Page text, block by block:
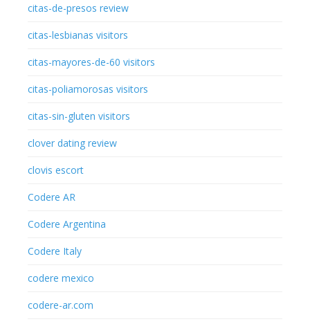
citas-de-presos review
citas-lesbianas visitors
citas-mayores-de-60 visitors
citas-poliamorosas visitors
citas-sin-gluten visitors
clover dating review
clovis escort
Codere AR
Codere Argentina
Codere Italy
codere mexico
codere-ar.com